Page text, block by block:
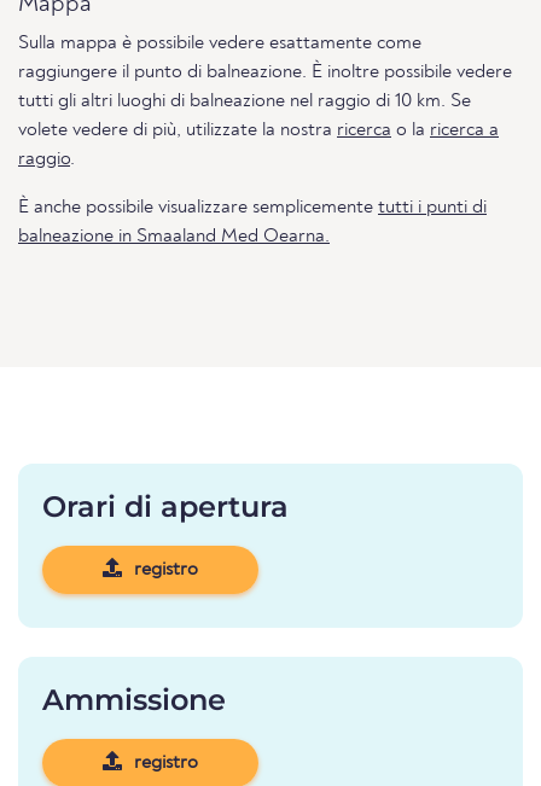
Mappa
Sulla mappa è possibile vedere esattamente come
raggiungere il punto di balneazione. È inoltre possibile vedere
tutti gli altri luoghi di balneazione nel raggio di 10 km. Se
volete vedere di più, utilizzate la nostra ricerca o la ricerca a
raggio.
È anche possibile visualizzare semplicemente tutti i punti di
balneazione in Smaaland Med Oearna.
Orari di apertura
registro
Ammissione
registro